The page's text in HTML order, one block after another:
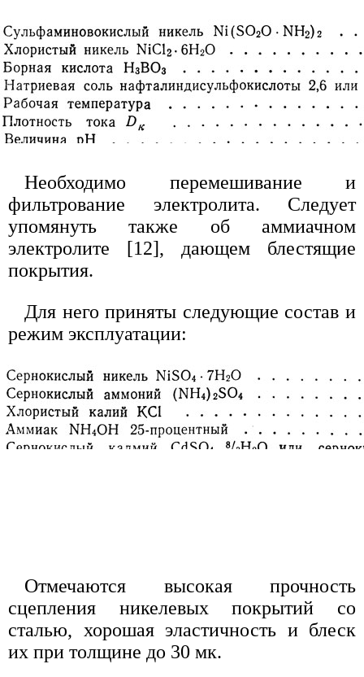
Необходимо перемешивание и
фильтрование электролита. Следует
упомянуть также об аммиачном
электролите [12], дающем блестящие
покрытия.
Для него приняты следующие состав и
режим эксплуатации:
Отмечаются высокая прочность
сцепления никелевых покрытий со
сталью, хорошая эластичность и блеск
их при толщине до 30 мк.